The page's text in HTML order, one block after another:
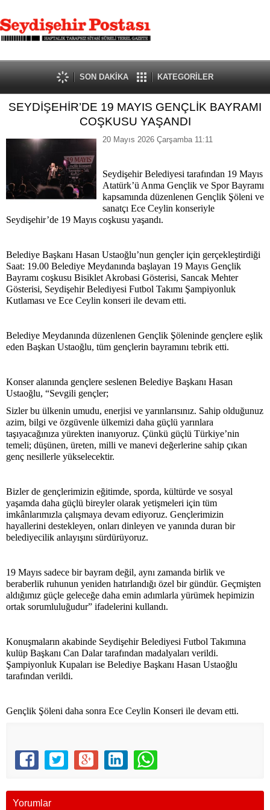
SON DAKİKA KATEGORİLER
SEYDİŞEHİR’DE 19 MAYIS GENÇLİK BAYRAMI
COŞKUSU YAŞANDI
20 Mayıs 2026 Çarşamba 11:11
Seydişehir Belediyesi tarafından 19 Mayıs
Atatürk’ü Anma Gençlik ve Spor Bayramı
kapsamında düzenlenen Gençlik Şöleni ve
sanatçı Ece Ceylin konseriyle
Seydişehir’de 19 Mayıs coşkusu yaşandı.
Belediye Başkanı Hasan Ustaoğlu’nun gençler için gerçekleştirdiği
Saat: 19.00 Belediye Meydanında başlayan 19 Mayıs Gençlik
Bayramı coşkusu Bisiklet Akrobasi Gösterisi, Sancak Mehter
Gösterisi, Seydişehir Belediyesi Futbol Takımı Şampiyonluk
Kutlaması ve Ece Ceylin konseri ile devam etti.
Belediye Meydanında düzenlenen Gençlik Şöleninde gençlere eşlik
eden Başkan Ustaoğlu, tüm gençlerin bayramını tebrik etti.
Konser alanında gençlere seslenen Belediye Başkanı Hasan
Ustaoğlu, “Sevgili gençler;
Sizler bu ülkenin umudu, enerjisi ve yarınlarısınız. Sahip olduğunuz
azim, bilgi ve özgüvenle ülkemizi daha güçlü yarınlara
taşıyacağınıza yürekten inanıyoruz. Çünkü güçlü Türkiye’nin
temeli; düşünen, üreten, milli ve manevi değerlerine sahip çıkan
genç nesillerle yükselecektir.
Bizler de gençlerimizin eğitimde, sporda, kültürde ve sosyal
yaşamda daha güçlü bireyler olarak yetişmeleri için tüm
imkânlarımızla çalışmaya devam ediyoruz. Gençlerimizin
hayallerini destekleyen, onları dinleyen ve yanında duran bir
belediyecilik anlayışını sürdürüyoruz.
19 Mayıs sadece bir bayram değil, aynı zamanda birlik ve
beraberlik ruhunun yeniden hatırlandığı özel bir gündür. Geçmişten
aldığımız güçle geleceğe daha emin adımlarla yürümek hepimizin
ortak sorumluluğudur” ifadelerini kullandı.
Konuşmaların akabinde Seydişehir Belediyesi Futbol Takımına
kulüp Başkanı Can Dalar tarafından madalyaları verildi.
Şampiyonluk Kupaları ise Belediye Başkanı Hasan Ustaoğlu
tarafından verildi.
Gençlik Şöleni daha sonra Ece Ceylin Konseri ile devam etti.
Yorumlar